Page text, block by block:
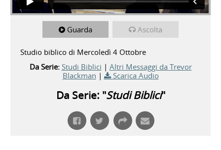
Guarda Ascolta
Studio biblico di Mercoledì 4 Ottobre
Da Serie: Studi Biblici | Altri Messaggi da Trevor
Blackman | Scarica Audio
Da Serie: "Studi Biblici"